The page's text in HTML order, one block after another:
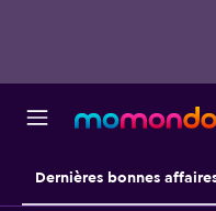
Dernières bonnes